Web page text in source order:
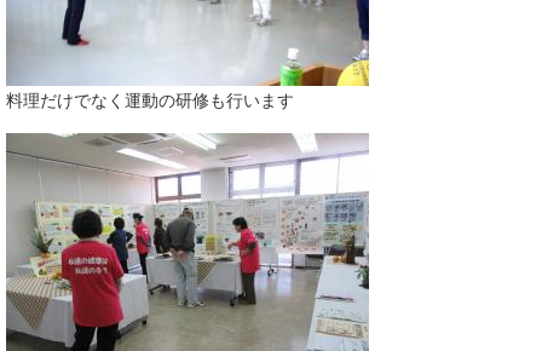
料理だけでなく運動の研修も行います